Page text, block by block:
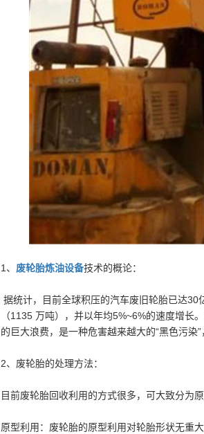
1、 废轮胎炼油设备技术的概论：
据统计，目前全球积压的汽车废旧轮胎已达30
（1135 万吨），并以年均5%~6%的速度增
的巨大浪费，是一种危害越来越大的“黑色污染
2、废轮胎的处理方法：
目前废轮胎回收利用的方式很多，可大致分为
原型利用：废轮胎的原型利用对轮胎形状无重